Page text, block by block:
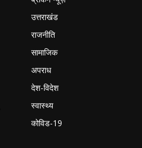
उत्तराखंड
राजनीति
सामाजिक
अपराध
देश-विदेश
स्वास्थ्य
कोविड-19